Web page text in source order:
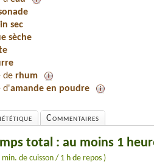
sec
sèche
de rhum
d'amande en poudre
Commentaires
total : au moins 1
min. de cuisson / 1 h de repos )